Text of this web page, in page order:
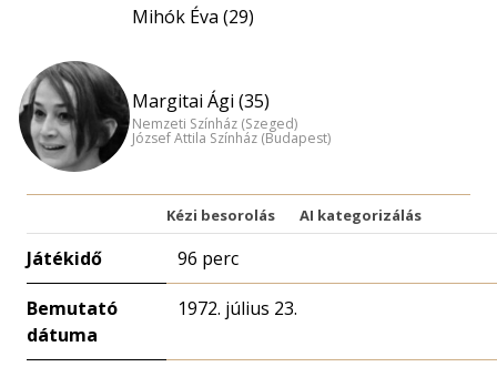
Mihók Éva (29)
Margitai Ági (35)
Nemzeti Színház (Szeged)
József Attila Színház (Budapest)
Kézi besorolás AI kategorizálás
Játékidő 96 perc
Bemutató
dátuma
1972. július 23.